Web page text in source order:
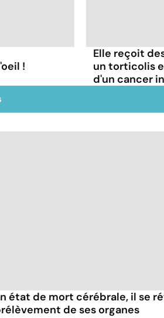
!
Elle reçoit
un torticolis
d'un cancer
état de mort cérébrale, il se
de ses organes